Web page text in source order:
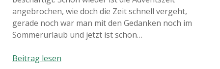
angebrochen, wie doch die Zeit schnell vergeht,
gerade noch war man mit den Gedanken noch im
Sommerurlaub und jetzt ist schon…
Beitrag lesen1.